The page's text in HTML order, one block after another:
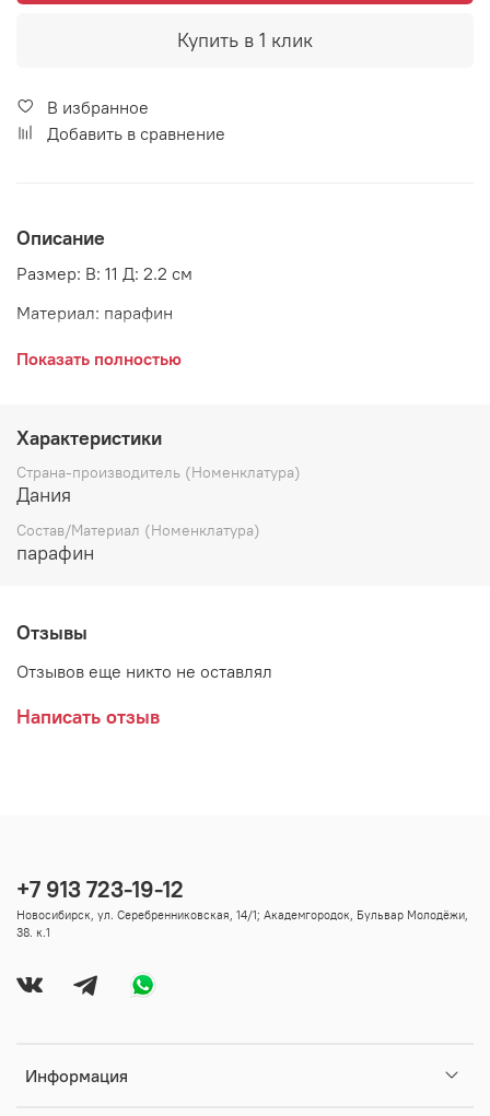
Купить в 1 клик
В избранное
Добавить в сравнение
Описание
Размер: В: 11 Д: 2.2 см
Материал: парафин
Страна: Дания
Показать полностью
Характеристики
Страна-производитель (Номенклатура)
Дания
Состав/Материал (Номенклатура)
парафин
Отзывы
Отзывов еще никто не оставлял
Написать отзыв
Информация
+7 913 723-19-12
Новосибирск, ул. Серебренниковская, 14/1; Академгородок, Бульвар Молодёжи,
38. к.1